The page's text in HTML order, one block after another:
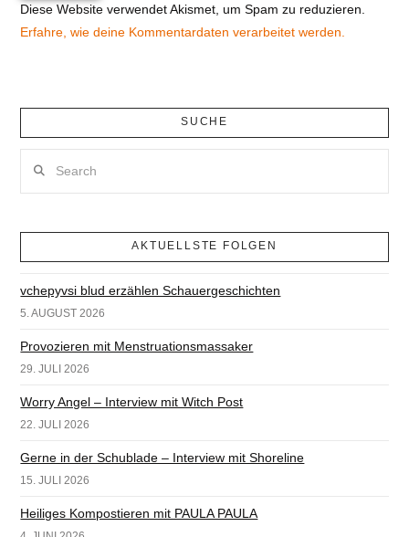
Diese Website verwendet Akismet, um Spam zu reduzieren.
Erfahre, wie deine Kommentardaten verarbeitet werden.
SUCHE
AKTUELLSTE FOLGEN
vchepyvsi blud erzählen Schauergeschichten
5. AUGUST 2026
Provozieren mit Menstruationsmassaker
29. JULI 2026
Worry Angel – Interview mit Witch Post
22. JULI 2026
Gerne in der Schublade – Interview mit Shoreline
15. JULI 2026
Heiliges Kompostieren mit PAULA PAULA